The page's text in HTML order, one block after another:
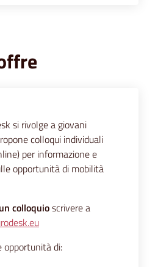
si rivolge a giovani
colloqui individuali
per informazione e
opportunità di mobilità
colloquioscrivere a
opportunità di: